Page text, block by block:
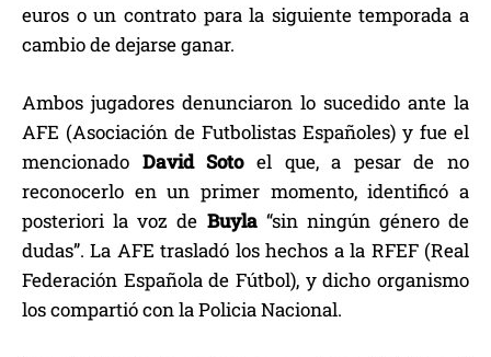
euros o un contrato para la siguiente temporada a
cambio de dejarse ganar.
Ambos jugadores denunciaron lo sucedido ante la
AFE (Asociación de Futbolistas Españoles) y fue el
mencionado David Sotoel que, a pesar de no
reconocerlo en un primer momento, identificó a
posteriori la voz de Buyla “sin ningún género de
dudas”. La AFE trasladó los hechos a la RFEF (Real
Federación Española de Fútbol), y dicho organismo
los compartió con la Policia Nacional.